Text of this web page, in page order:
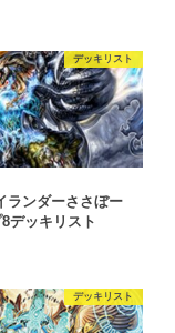
デッキリスト
ランダーささぼー
デッキリスト
デッキリスト